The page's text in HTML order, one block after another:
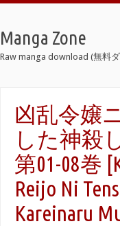
Manga Zone
Raw manga download (無料
凶乱令嬢
した神殺
第01-08巻
Reijo Ni
Kareinaru